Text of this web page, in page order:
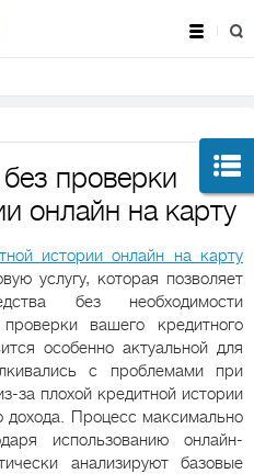
проверки
онлайн на карту
истории онлайн на карту
услугу, которая позволяет
без необходимости
вашего кредитного
особенно актуальной для
с проблемами при
за плохой кредитной истории
дохода. Процесс максимально
использованию онлайн-
анализируют базовые